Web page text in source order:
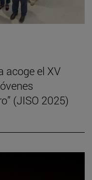
acoge el XV
(JISO 2025)